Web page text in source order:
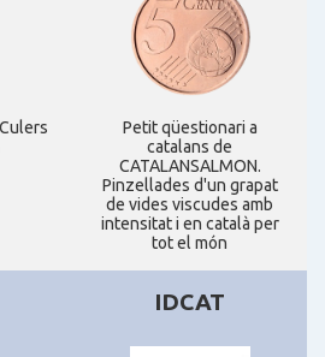
espanyola a Regne Unit
i consolats
Petit qüestionari a
catalans de
CATALANSALMON.
Pinzellades d'un grapat
de vides viscudes amb
intensitat i en català per
tot el món
IDCAT